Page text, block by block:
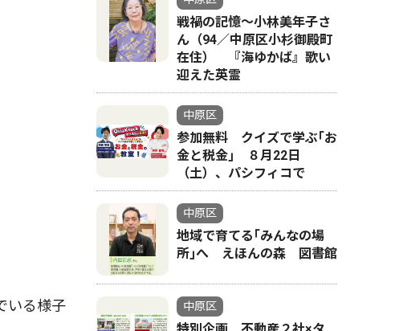
いる様子
戦禍の記憶〜小林美年子さ
ん（94／中原区小杉御殿町
在住） 『海ゆかば』歌い
迎えた英霊
中原区
参加無料 クイズで学ぶ｢お
金と税金｣ ８月22日
（土）、パシフィコで
中原区
地域で育てる｢みんなの場
所｣へ えほんの森 図書館
中原区